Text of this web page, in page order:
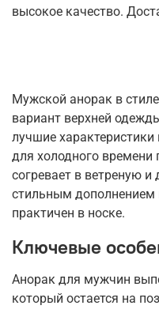
высокое качество.
Мужской анорак в
вариант верхней
лучшие
для холодного времени
согревает в ветреную
стильным дополнением
практичен в носке.
Ключевые
Анорак для мужчин
который остается на